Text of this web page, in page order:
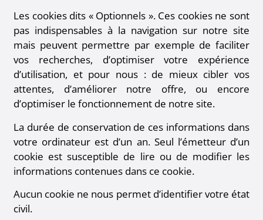
Les cookies dits « Optionnels ». Ces cookies ne sont
pas indispensables à la navigation sur notre site
mais peuvent permettre par exemple de faciliter
vos recherches, d’optimiser votre expérience
d’utilisation, et pour nous : de mieux cibler vos
attentes, d’améliorer notre offre, ou encore
d’optimiser le fonctionnement de notre site.
La durée de conservation de ces informations dans
votre ordinateur est d’un an. Seul l’émetteur d’un
cookie est susceptible de lire ou de modifier les
informations contenues dans ce cookie.
Aucun cookie ne nous permet d’identifier votre état
civil.